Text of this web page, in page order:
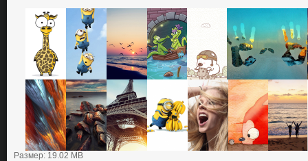
Размер: 19.02 MB